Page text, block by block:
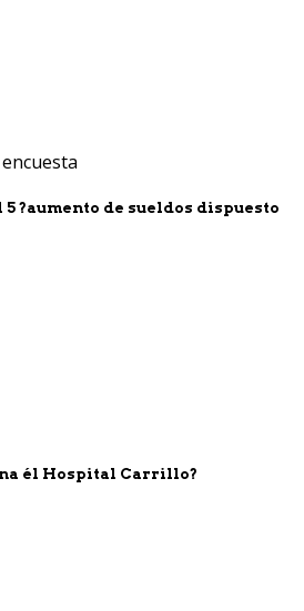
5 ?aumento de sueldos dispuesto
él Hospital Carrillo?